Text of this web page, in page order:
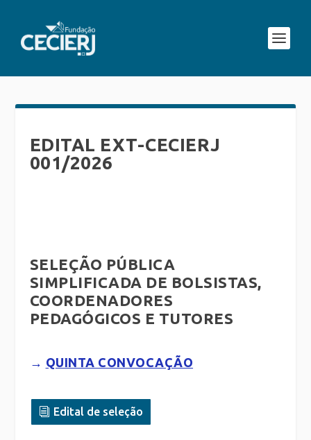
EDITAL EXT-CECIERJ
001/2026
SELEÇÃO PÚBLICA
SIMPLIFICADA DE BOLSISTAS,
COORDENADORES
PEDAGÓGICOS E TUTORES
→ QUINTA CONVOCAÇÃO
Edital de seleção